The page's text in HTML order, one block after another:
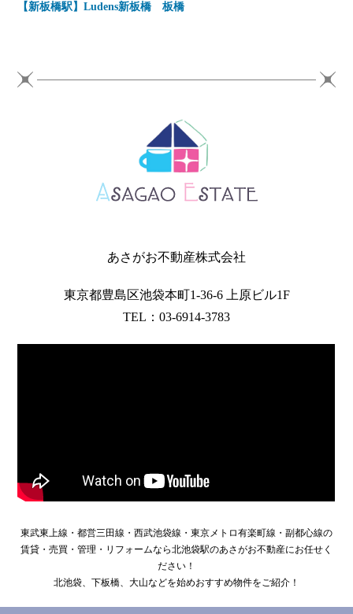
【新板橋駅】Ludens新板橋 板橋
あさがお不動産株式会社
東京都豊島区池袋本町1-36-6 上原ビル1F
TEL：03-6914-3783
東武東上線・都営三田線・西武池袋線・東京メトロ有楽町線・副都心線の
賃貸・売買・管理・リフォームなら北池袋駅のあさがお不動産にお任せく
ださい！
北池袋、下板橋、大山などを始めおすすめ物件をご紹介！